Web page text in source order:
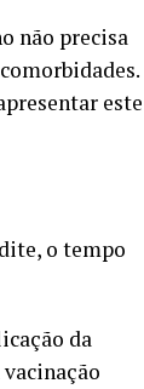
não precisa
este
o tempo
da